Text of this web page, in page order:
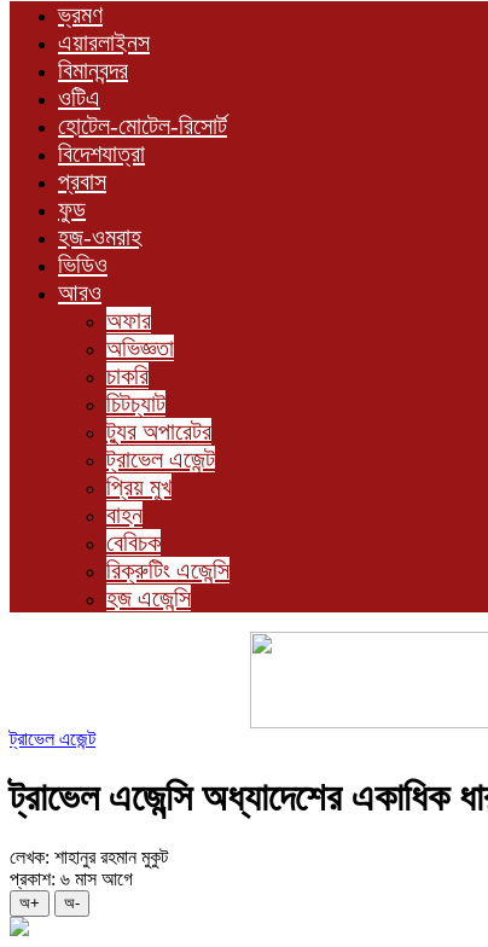
ভ্রমণ
এয়ারলাইনস
বিমানবন্দর
ওটিএ
হোটেল-মোটেল-রিসোর্ট
বিদেশযাত্রা
প্রবাস
ফুড
হজ-ওমরাহ
ভিডিও
আরও
অফার
অভিজ্ঞতা
চাকরি
চিটচ্যাট
ট্যুর অপারেটর
ট্রাভেল এজেন্ট
প্রিয় মুখ
বাহন
বেবিচক
রিক্রুটিং এজেন্সি
হজ এজেন্সি
ট্রাভেল এজেন্ট
ট্রাভেল এজেন্সি অধ্যাদেশের একাধিক
লেখক: শাহানুর রহমান মুকুট
প্রকাশ: ৬ মাস আগে
অ+ অ-